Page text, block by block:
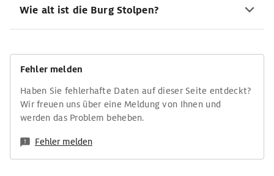
Wie alt ist die Burg Stolpen?
Fehler melden
Haben Sie fehlerhafte Daten auf dieser Seite entdeckt?
Wir freuen uns über eine Meldung von Ihnen und
werden das Problem beheben.
Fehler melden